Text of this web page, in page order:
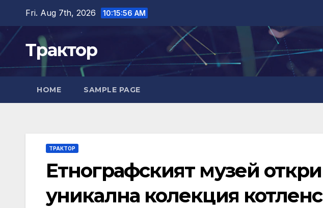
content
Fri. Aug 7th, 2026 10:15:57 AM
Трактор
HOME SAMPLE PAGE
ТРАКТОР
Етнографският музей
уникална колекция